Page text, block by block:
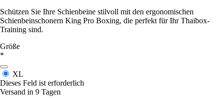
Schützen Sie Ihre Schienbeine stilvoll mit den ergonomischen
Schienbeinschonern King Pro Boxing, die perfekt für Ihr Thaibox-
Training sind.
Größe
*
XL
Dieses Feld ist erforderlich
Versand in 9 Tagen